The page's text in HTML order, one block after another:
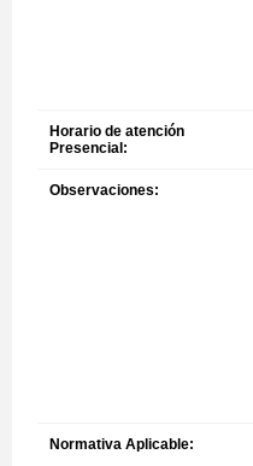
Horario de atención
Presencial:
Observaciones:
Normativa Aplicable: